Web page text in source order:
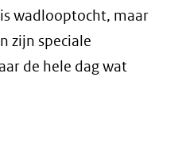
wadlooptocht, maar
zijn speciale
de hele dag wat